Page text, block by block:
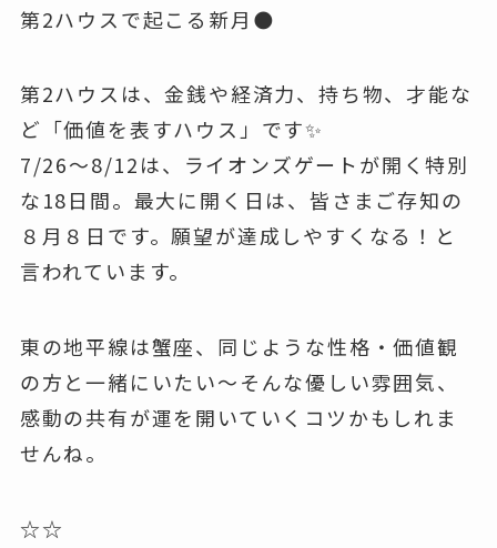
第2ハウスで起こる新月🌑
第2ハウスは、金銭や経済力、持ち物、才能な
ど「価値を表すハウス」です✨
7/26～8/12は、ライオンズゲートが開く特別
な18日間。最大に開く日は、皆さまご存知の
８月８日です。願望が達成しやすくなる！と
言われています。
東の地平線は蟹座、同じような性格・価値観
の方と一緒にいたい～そんな優しい雰囲気、
感動の共有が運を開いていくコツかもしれま
せんね。
☆☆